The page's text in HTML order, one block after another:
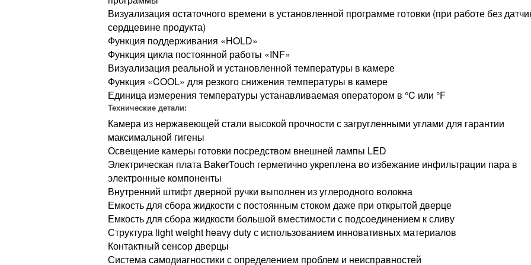
Визуализация остаточного времени в установленной программе готовки (при работе без
сердцевине продукта)
Функция поддерживания «HOLD»
Функция цикла постоянной работы «INF»
Визуализация реальной и установленной температуры в камере
Функция «COOL» для резкого снижения температуры в камере
Единица измерения температуры устанавливаемая оператором в °C или °F
Технические детали:
Камера из нержавеющей стали высокой прочности с загругленными углами для гарантии
максимальной гигены
Освещение камеры готовки посредством внешней лампы LED
Электрическая плата BakerTouch герметично укреплена во избежание инфильтрации пара в
электронные компоненты
Внутренний штифт дверной ручки выполнен из углеродного волокна
Емкость для сбора жидкости с постоянным стоком даже при открытой дверце
Емкость для сбора жидкости большой вместимости с подсоединением к сливу
Структура light weight heavy duty с использованием инновативных материалов
Контактный сенсор дверцы
Система самодиагностики с определением проблем и неисправностей